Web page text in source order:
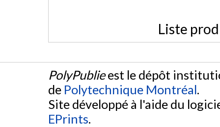
Liste
PolyPublieest le dépôt
de Polytechnique Montréal.
Site développé à l'aide du
EPrints.